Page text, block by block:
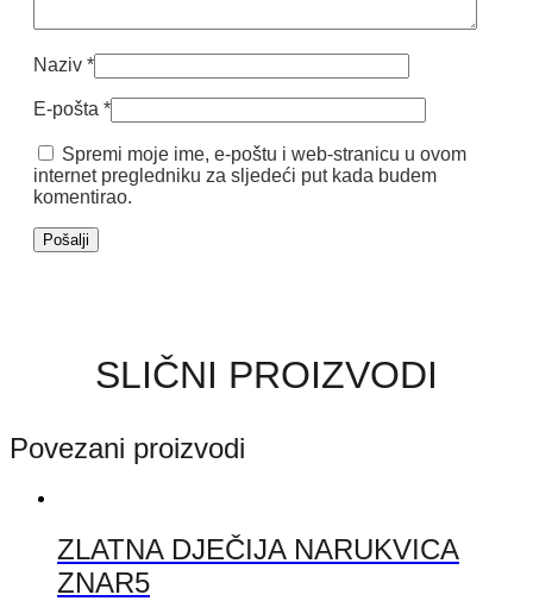
Naziv *
E-pošta *
Spremi moje ime, e-poštu i web-stranicu u ovom
internet pregledniku za sljedeći put kada budem
komentirao.
SLIČNI PROIZVODI
Povezani proizvodi
ZLATNA DJEČIJA NARUKVICA
ZNAR5